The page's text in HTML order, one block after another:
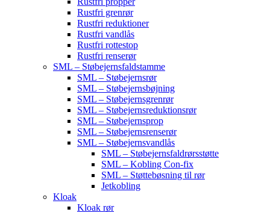
Rustfri grenrør
Rustfri reduktioner
Rustfri vandlås
Rustfri rottestop
Rustfri renserør
SML – Støbejernsfaldstamme
SML – Støbejernsrør
SML – Støbejernsbøjning
SML – Støbejernsgrenrør
SML – Støbejernsreduktionsrør
SML – Støbejernsprop
SML – Støbejernsrenserør
SML – Støbejernsvandlås
SML – Støbejernsfaldrørsstøtte
SML – Kobling Con-fix
SML – Støttebøsning til rør
Jetkobling
Kloak
Kloak rør